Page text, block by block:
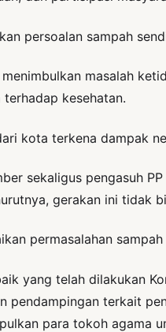
persoalan sampah
masalah
kesehatan.
kota terkena dampak
sekaligus pengasuh
gerakan ini tidak
permasalahan
yang telah dilakukan
pendampingan terkait
para tokoh agama